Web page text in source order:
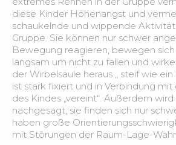
Aphasie – Umgang mit
Pflegeberufe
Krankenbeobachtung – Grundlagen
Krankenbeobachtung – Vitalparameter
Krankenbeobachtung – körperliche
richtig deuten
diese Kinder Höhenangst und
schaukelnde und wippende
Gruppe. Sie können nur schwer
Bewegung reagieren, bewegen
langsam um nicht zu fallen und
der Wirbelsäule heraus „ steif wie
ist stark fixiert und in Verbindung
des Kindes „vereint“. Außerdem
nachgesagt, sie finden sich nur
haben große
mit Störungen der Raum-Lage-